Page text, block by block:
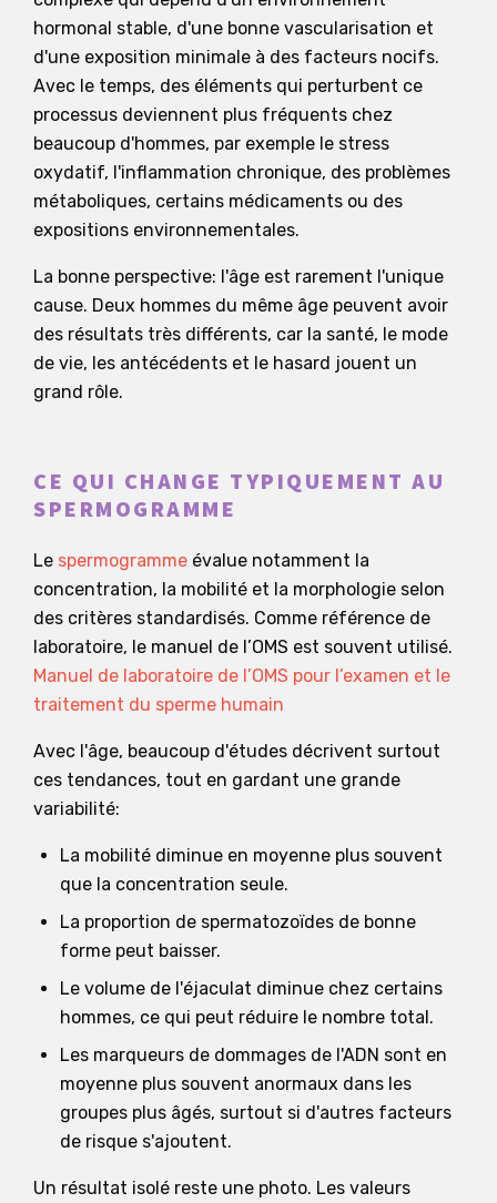
hormonal stable, d'une bonne vascularisation et
d'une exposition minimale à des facteurs nocifs.
Avec le temps, des éléments qui perturbent ce
processus deviennent plus fréquents chez
beaucoup d'hommes, par exemple le stress
oxydatif, l'inflammation chronique, des problèmes
métaboliques, certains médicaments ou des
expositions environnementales.
La bonne perspective: l'âge est rarement l'unique
cause. Deux hommes du même âge peuvent avoir
des résultats très différents, car la santé, le mode
de vie, les antécédents et le hasard jouent un
grand rôle.
CE QUI CHANGE TYPIQUEMENT AU
SPERMOGRAMME
Le spermogramme évalue notamment la
concentration, la mobilité et la morphologie selon
des critères standardisés. Comme référence de
laboratoire, le manuel de l’OMS est souvent utilisé.
Manuel de laboratoire de l’OMS pour l’examen et le
traitement du sperme humain
Avec l'âge, beaucoup d'études décrivent surtout
ces tendances, tout en gardant une grande
variabilité:
La mobilité diminue en moyenne plus souvent
que la concentration seule.
La proportion de spermatozoïdes de bonne
forme peut baisser.
Le volume de l'éjaculat diminue chez certains
hommes, ce qui peut réduire le nombre total.
Les marqueurs de dommages de l'ADN sont en
moyenne plus souvent anormaux dans les
groupes plus âgés, surtout si d'autres facteurs
de risque s'ajoutent.
Un résultat isolé reste une photo. Les valeurs